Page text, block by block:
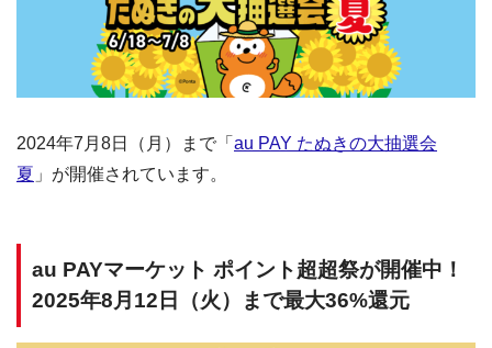
2024年7月8日（月）まで「 au PAY たぬきの大抽選会
夏 」が開催されています。
au PAYマーケット ポイント超超祭が開催中！
2025年8月12日（火）まで最大36%還元